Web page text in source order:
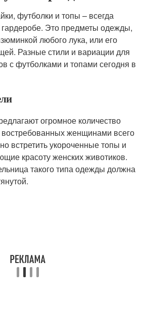
футболки и топы – всегда
Это предметы одежды,
любого лука, или его
Разные стили и вариации для
с футболками и топами сегодня в
огромное количество
женщинами всего
встретить укороченные топы и
красоту женских животиков.
такого типа одежды должна